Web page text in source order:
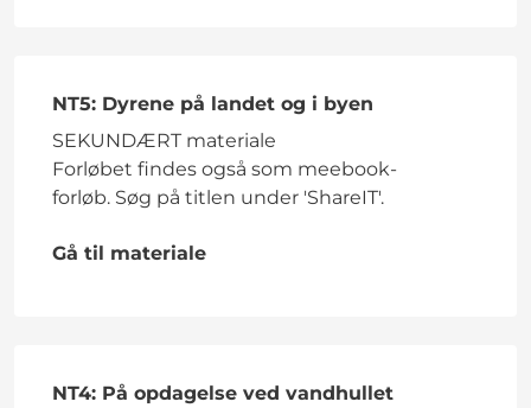
NT5: Dyrene på landet og i byen
SEKUNDÆRT materiale
Forløbet findes også som meebook-
forløb. Søg på titlen under 'ShareIT'.
Gå til materiale
NT4: På opdagelse ved vandhullet